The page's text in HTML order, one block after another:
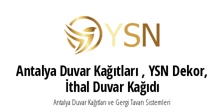
Antalya Duvar Kağıtları , YSN Dekor,
İthal Duvar Kağıdı
Antalya Duvar Kağıtları ve Gergi Tavan Sistemleri